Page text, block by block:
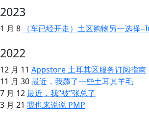
2023
1 月 8 （车已经开走）土区购物另一选择
2022
12 月 11 Appstore 土耳其区服务订阅指南
11 月 30最近，我薅了一些土耳其羊毛
7 月 12最近，我“被”张总了
3 月 21 我也来说说 PMP